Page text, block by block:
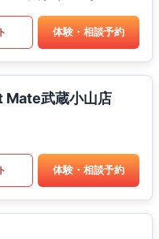
体験・相談予約
Mate武蔵小山店
体験・相談予約